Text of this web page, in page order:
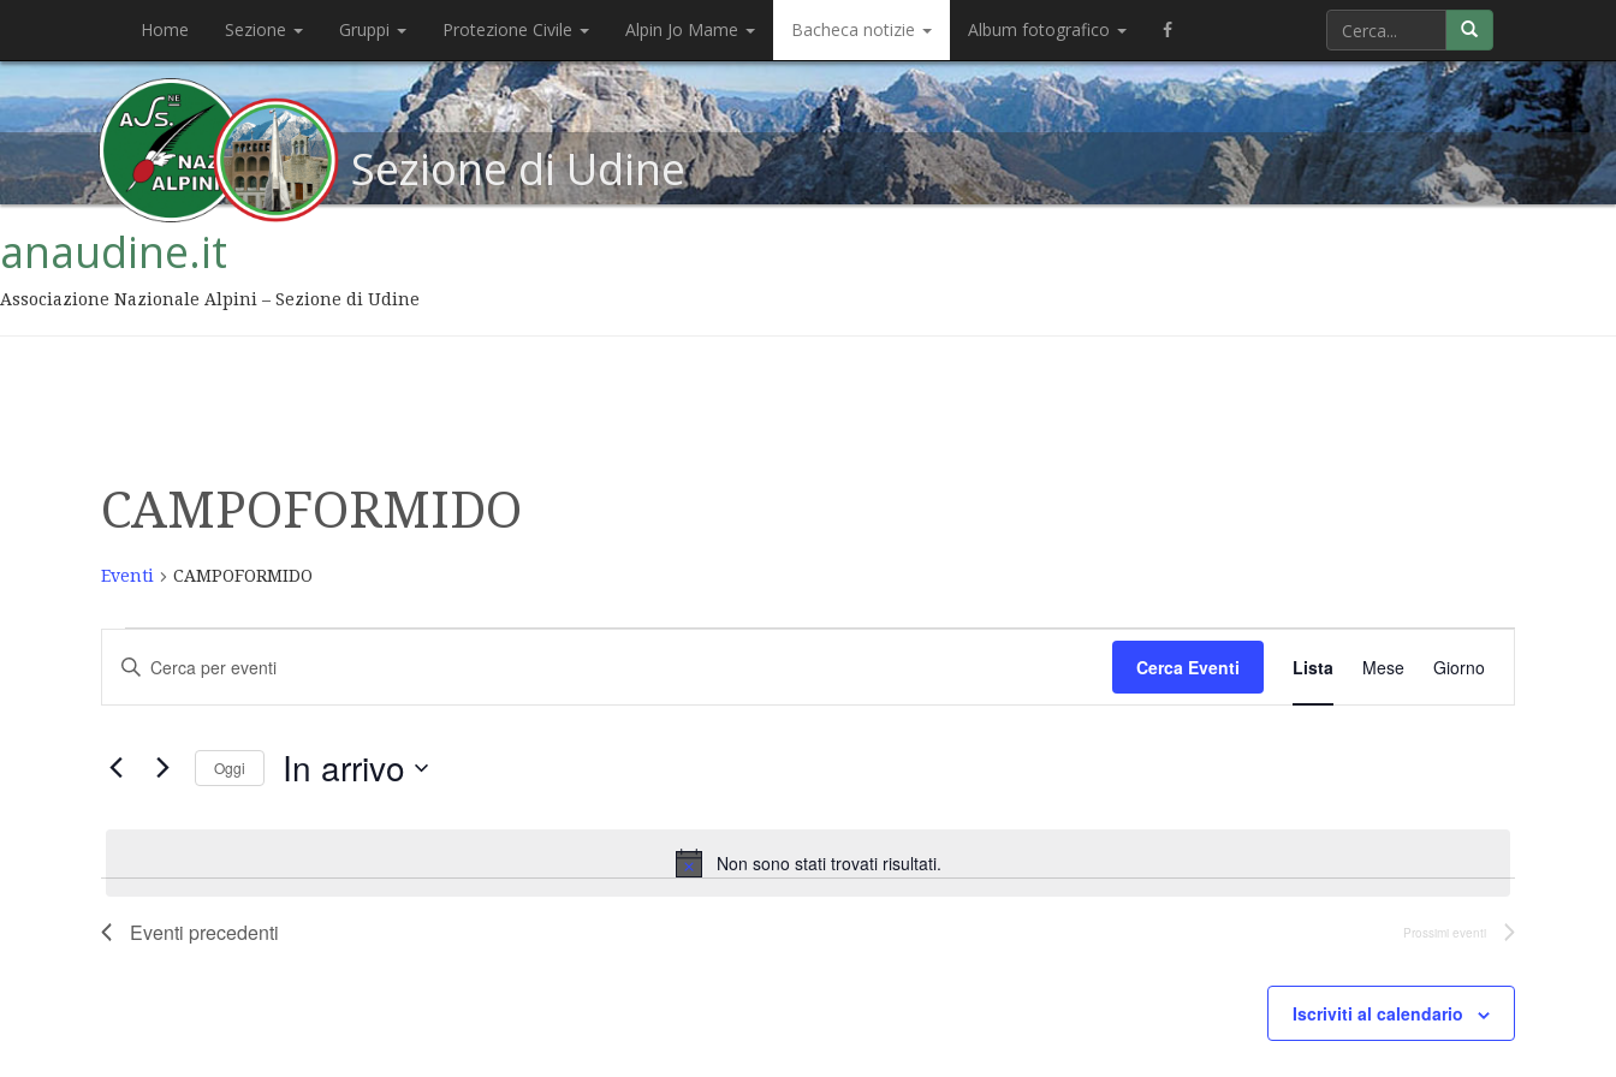
Home Sezione Gruppi Protezione Civile Alpin Jo Mame Bacheca notizie Album fotografico
Sezione di Udine
anaudine.it
Associazione Nazionale Alpini – Sezione di Udine
CAMPOFORMIDO
Eventi CAMPOFORMIDO
Notice
Non sono stati trovati risultati.
Eventi
Ricerca
viste
Inserisci
Parola
Chiave.
per
Cerca Eventi
Evento
Viste
Navigazione
Lista Mese Giorno
Oggi In arrivo
Eventi precedenti Prossimi eventi
Iscriviti al calendario